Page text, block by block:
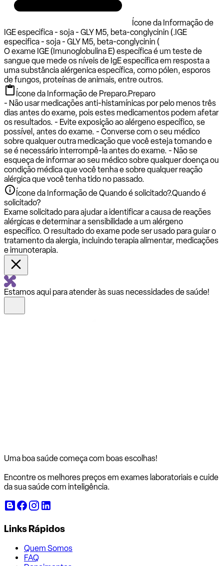
Ícone da Informação de
IGE especifica - soja - GLY M5, beta-conglycinin (.IGE
especifica - soja - GLY M5, beta-conglycinin (
O exame IGE (Imunoglobulina E) específica é um teste de
sangue que mede os níveis de IgE específica em resposta a
uma substância alérgenica específica, como pólen, esporos
de fungos, proteínas de animais, entre outros.
Ícone da Informação de Preparo.Preparo
- Não usar medicações anti-histamínicas por pelo menos três
dias antes do exame, pois estes medicamentos podem afetar
os resultados. - Evite exposição ao alérgeno específico, se
possível, antes do exame. - Converse com o seu médico
sobre qualquer outra medicação que você esteja tomando e
se é necessário interrompê-la antes do exame. - Não se
esqueça de informar ao seu médico sobre qualquer doença ou
condição médica que você tenha e sobre qualquer reação
alérgica que você tenha tido no passado.
Ícone da Informação de Quando é solicitado?.Quando é
solicitado?
Exame solicitado para ajudar a identificar a causa de reações
alérgicas e determinar a sensibilidade a um alérgeno
específico. O resultado do exame pode ser usado para guiar o
tratamento da alergia, incluindo terapia alimentar, medicações
e imunoterapia.
Estamos aqui para atender às suas necessidades de saúde!
Uma boa saúde começa com boas escolhas!
Encontre os melhores preços em exames laboratoriais e cuide
da sua saúde com inteligência.
Links Rápidos
Quem Somos
FAQ